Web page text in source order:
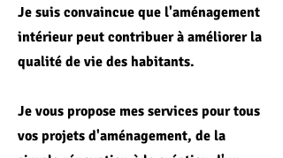
Je suis convaincue que l'aménagement
intérieur peut contribuer à améliorer la
qualité de vie des habitants.
Je vous propose mes services pour tous
vos projets d'aménagement, de la